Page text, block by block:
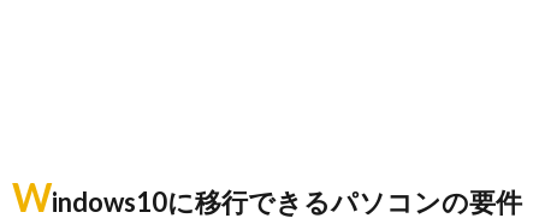
Windows10に移行できるパソコンの要件